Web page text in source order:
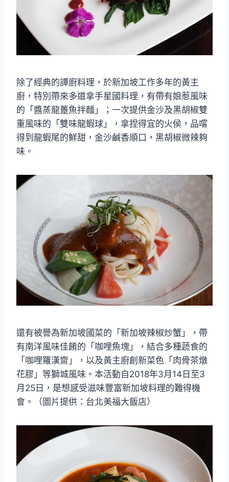
除了經典的譚廚料理，於新加坡工作多年的黃主
廚，特別帶來多道拿手星國料理，有帶有娘惹風味
的「醬蒸龍躉魚拌麵」；一次提供金沙及黑胡椒雙
重風味的「雙味龍蝦球」，拿捏得宜的火侯，品嚐
得到龍蝦尾的鮮甜，金沙鹹香順口，黑胡椒微辣夠
味。
還有被譽為新加坡國菜的「新加坡辣椒炒蟹」，帶
有南洋風味佳餚的「咖哩魚塊」，結合多種蔬食的
「咖哩羅漢齋」，以及黃主廚創新菜色「肉骨茶燉
花膠」等獅城風味。本活動自2018年3月14日至3
月25日，是想感受滋味豐富新加坡料理的難得機
會。（圖片提供：台北美福大飯店）